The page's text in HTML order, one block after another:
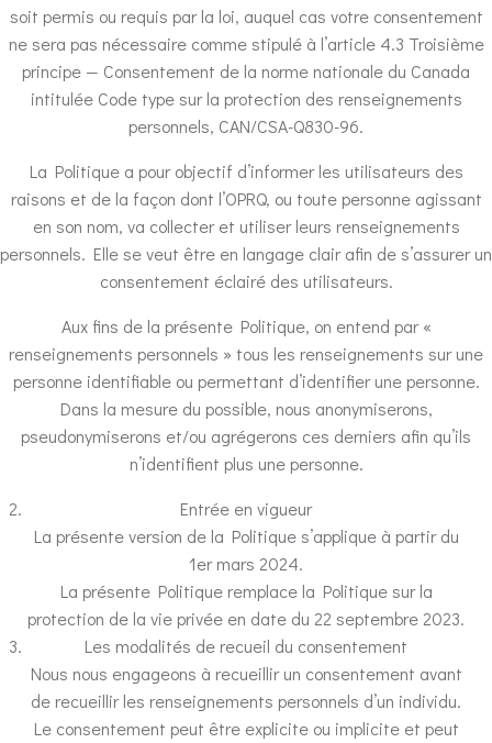
soit permis ou requis par la loi, auquel cas votre consentement
ne sera pas nécessaire comme stipulé à l’article 4.3 Troisième
principe — Consentement de la norme nationale du Canada
intitulée Code type sur la protection des renseignements
personnels, CAN/CSA-Q830-96.
La Politique a pour objectif d’informer les utilisateurs des
raisons et de la façon dont l’OPRQ, ou toute personne agissant
en son nom, va collecter et utiliser leurs renseignements
personnels. Elle se veut être en langage clair afin de s’assurer un
consentement éclairé des utilisateurs.
Aux fins de la présente Politique, on entend par «
renseignements personnels » tous les renseignements sur une
personne identifiable ou permettant d’identifier une personne.
Dans la mesure du possible, nous anonymiserons,
pseudonymiserons et/ou agrégerons ces derniers afin qu’ils
n’identifient plus une personne.
Entrée en vigueur
La présente version de la Politique s’applique à partir du
1er mars 2024.
La présente Politique remplace la Politique sur la
protection de la vie privée en date du 22 septembre 2023.
Les modalités de recueil du consentement
Nous nous engageons à recueillir un consentement avant
de recueillir les renseignements personnels d’un individu.
Le consentement peut être explicite ou implicite et peut